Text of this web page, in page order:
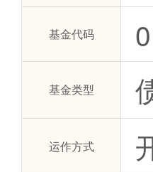
基金代码
基金类型
运作方式